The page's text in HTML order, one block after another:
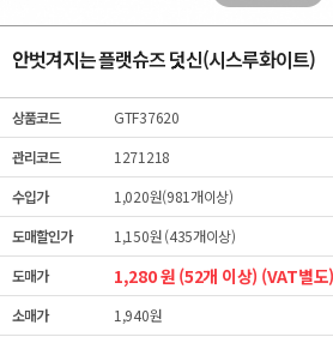
안벗겨지는 플랫슈즈 덧신(시스루화이트)
상품코드
GTF37620
관리코드
1271218
수입가
1,020원(981개이상)
도매할인가
1,150원 (435개이상)
도매가
1,280 원 (52개 이상) (VAT별도)
소매가 1,940원